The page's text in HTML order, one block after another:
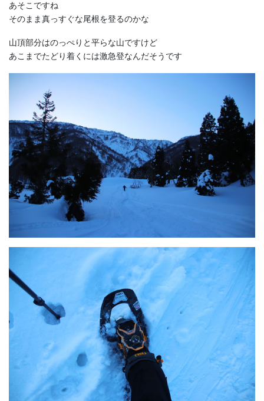
あそこですね
そのまま真っすぐな尾根を登るのかな
山頂部分はのっぺりと平らな山ですけど
あこまでたどり着くには激急登なんだそうです